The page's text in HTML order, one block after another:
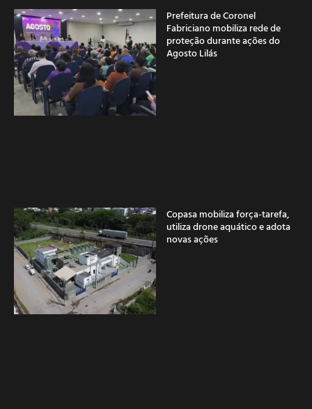
Prefeitura de Coronel
Fabriciano mobiliza rede de
proteção durante ações do
Agosto Lilás
Copasa mobiliza força-tarefa,
utiliza drone aquático e adota
novas ações